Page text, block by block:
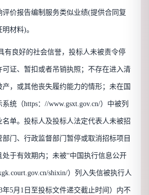
价报告编制服务类似业绩(提供合同复
材料)。
有良好的社会信誉， 投标人未被责令停
可证、暂扣或者吊销执照；不存在进入清
，或其他丧失履约能力的情形；未在国
系统（https：//www.gsxt.gov.cn/）中被列
单。 投标人及投标人法定代表人未被招
门、行政监督部门暂停或取消招标项目
处于有效期内；未被“中国执行信息公开
shixin/）列入失信被执行人
年5月 1日至投标文件递交截止时间）内不